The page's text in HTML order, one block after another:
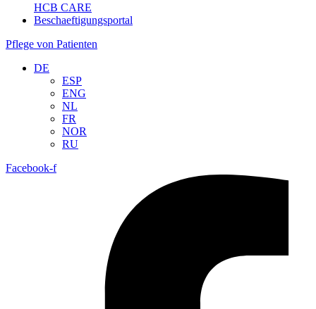
HCB CARE
Beschaeftigungsportal
Pflege von Patienten
DE
ESP
ENG
NL
FR
NOR
RU
Facebook-f